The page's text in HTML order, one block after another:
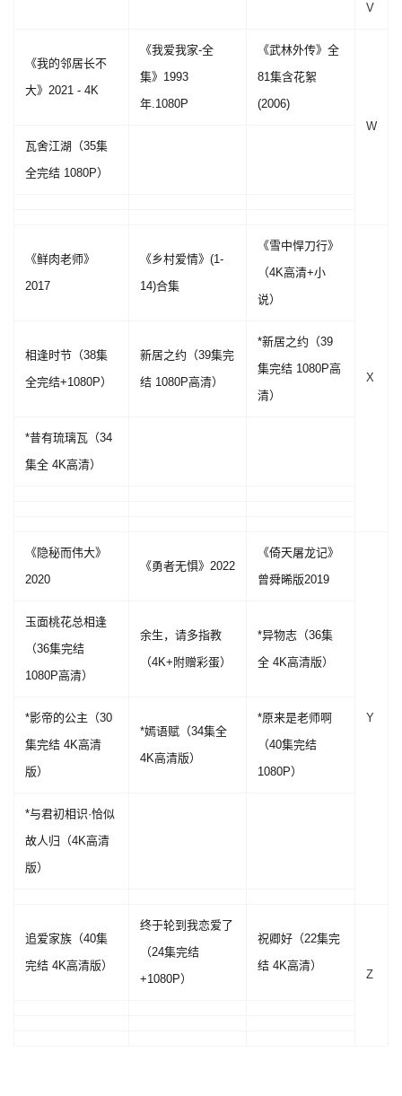
V
《我的邻居长不
大》2021 - 4K
《我爱我家-全
集》1993
年.1080P
《武林外传》全
81集含花絮
(2006)
W
瓦舍江湖（35集
全完结 1080P）
《鲜肉老师》
2017
《乡村爱情》(1-
14)合集
《雪中悍刀行》
（4K高清+小
说）
X
相逢时节（38集
全完结+1080P）
新居之约（39集完
结 1080P高清）
*新居之约（39
集完结 1080P高
清）
*昔有琉璃瓦（34
集全 4K高清）
《隐秘而伟大》
2020
《勇者无惧》2022
《倚天屠龙记》
曾舜晞版2019
Y
玉面桃花总相逢
（36集完结
1080P高清）
余生，请多指教
（4K+附赠彩蛋）
*异物志（36集
全 4K高清版）
*影帝的公主（30
集完结 4K高清
版）
*嫣语赋（34集全
4K高清版）
*原来是老师啊
（40集完结
1080P）
*与君初相识·恰似
故人归（4K高清
版）
追爱家族（40集
完结 4K高清版）
终于轮到我恋爱了
（24集完结
+1080P）
祝卿好（22集完
结 4K高清）
Z